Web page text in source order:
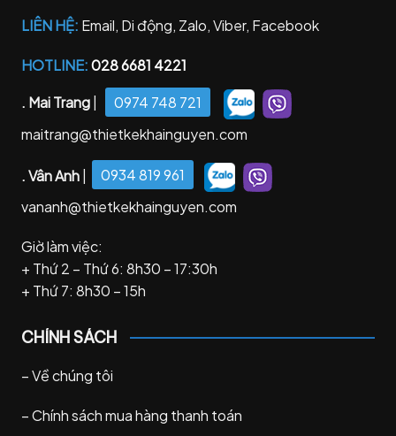
LIÊN HỆ: Email, Di động, Zalo, Viber, Facebook
HOTLINE:028 6681 4221
. Mai Trang|
0974 748 721
maitrang@thietkekhainguyen.com
. Vân Anh|
0934 819 961
vananh@thietkekhainguyen.com
Giờ làm việc:
+ Thứ 2 – Thứ 6: 8h30 – 17:30h
+ Thứ 7: 8h30 – 15h
CHÍNH SÁCH
–Về chúng tôi
–Chính sách mua hàng thanh toán